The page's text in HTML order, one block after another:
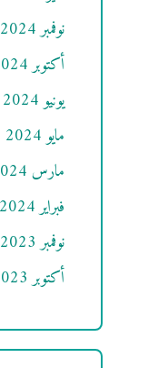
نوفمبر 2024
أكتوبر 2024
يونيو 2024
مايو 2024
مارس 2024
فبراير 2024
نوفمبر 2023
أكتوبر 2023